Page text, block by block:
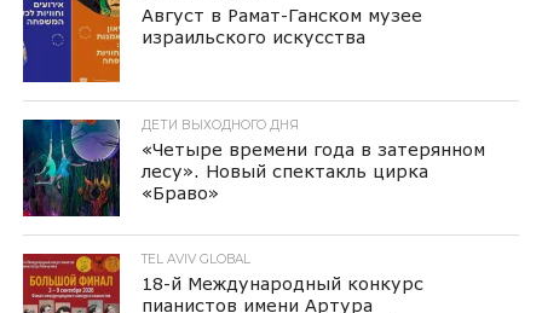
Август в Рамат-Ганском музее
израильского искусства
ДЕТИ ВЫХОДНОГО ДНЯ
«Четыре времени года в затерянном
лесу». Новый спектакль цирка
«Браво»
TEL AVIV GLOBAL
18-й Международный конкурс
пианистов имени Артура